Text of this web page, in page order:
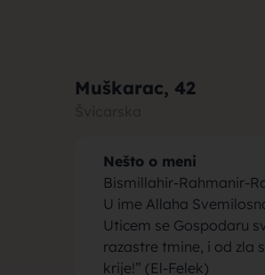
Muškarac, 42
Nešto o meni
Bismillahir-Rahmanir-
U ime Allaha
Uticem se Gospodaru
razastre tmine, i od zla
krije!” (El-Felek)
za